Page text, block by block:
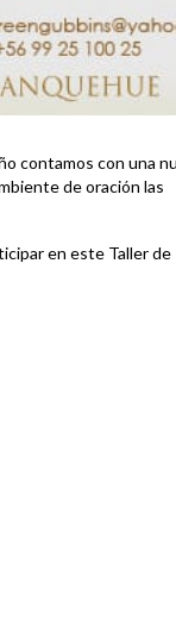
contamos con una
de oración las
en este Taller de